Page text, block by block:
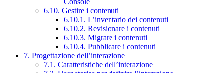
6.10. Gestire i contenuti
6.10.1. L’inventario dei contenuti
6.10.2. Revisionare i contenuti
6.10.3. Migrare i contenuti
6.10.4. Pubblicare i contenuti
7. Progettazione dell’interazione
7.1. Caratteristiche dell’interazione